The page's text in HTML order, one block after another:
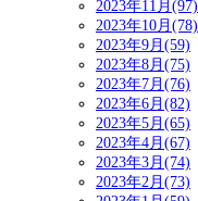
2023年11月(97)
2023年10月(78)
2023年9月(59)
2023年8月(75)
2023年7月(76)
2023年6月(82)
2023年5月(65)
2023年4月(67)
2023年3月(74)
2023年2月(73)